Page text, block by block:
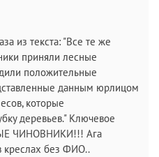
из текста: "Все те же
приняли лесные
положительные
данным юрлицом
которые
деревьев." Ключевое
ЧИНОВНИКИ!!! Ага
без ФИО..